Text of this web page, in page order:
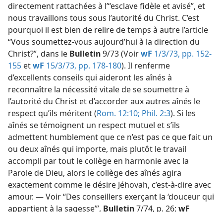
directement rattachées à l’“esclave fidèle et avisé”, et
nous travaillons tous sous l’autorité du Christ. C’est
pourquoi il est bien de relire de temps à autre l’article
“Vous soumettez-​vous aujourd’hui à la direction du
Christ?”, dans le Bulletin9/73 (VoirwF 1/3/73, pp. 152-
155 etwF 15/3/73, pp. 178-180). Il renferme
d’excellents conseils qui aideront les aînés à
reconnaître la nécessité vitale de se soumettre à
l’autorité du Christ et d’accorder aux autres aînés le
respect qu’ils méritent (Rom. 12:10; Phil. 2:3). Si les
aînés se témoignent un respect mutuel et s’ils
admettent humblement que ce n’est pas ce que fait un
ou deux aînés qui importe, mais plutôt le travail
accompli par tout le collège en harmonie avec la
Parole de Dieu, alors le collège des aînés agira
exactement comme le désire Jéhovah, c’est-à-dire avec
amour. — Voir “Des conseillers exerçant la ‘douceur qui
appartient à la sagesse’”, Bulletin7/74, p. 26; wF